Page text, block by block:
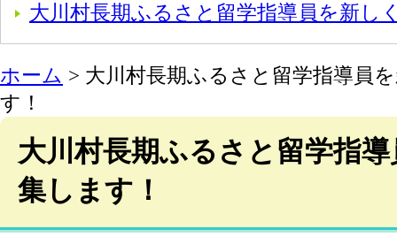
大川村長期ふるさと留学指導員を新し
ホーム > 大川村長期ふるさと留学指導員
す！
大川村長期ふるさと留学指
集します！